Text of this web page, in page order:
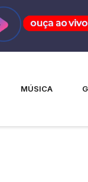
MÚSICA